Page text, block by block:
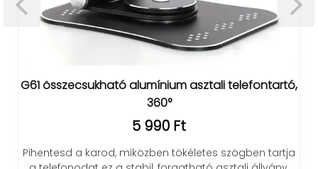
G61 összecsukható alumínium asztali telefontartó,
360°
5 990 Ft
Pihentesd a karod, miközben tökéletes szögben tartja